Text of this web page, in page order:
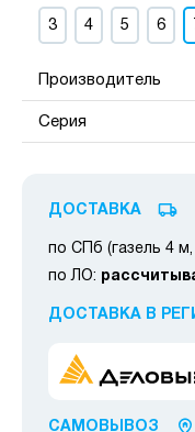
3 4 5 6
Производитель
Серия
ДОСТАВКА
по СПб (газель 4 м,
по ЛО:
ДОСТАВКА В
САМОВЫВОЗ